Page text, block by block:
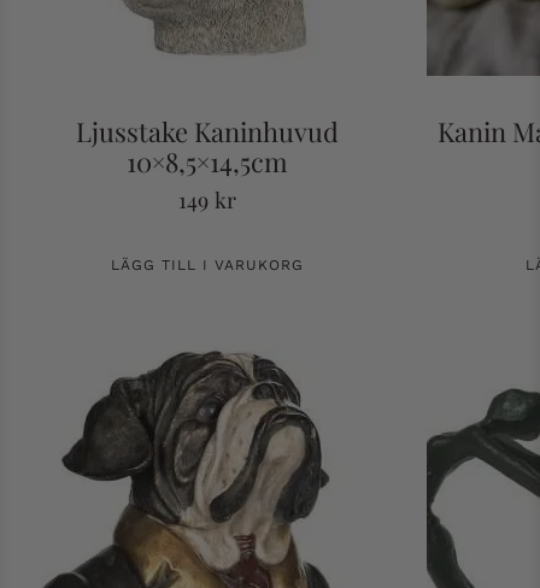
Ljusstake Kaninhuvud
10×8,5×14,5cm
149 kr
LÄGG TILL I VARUKORG
Kanin